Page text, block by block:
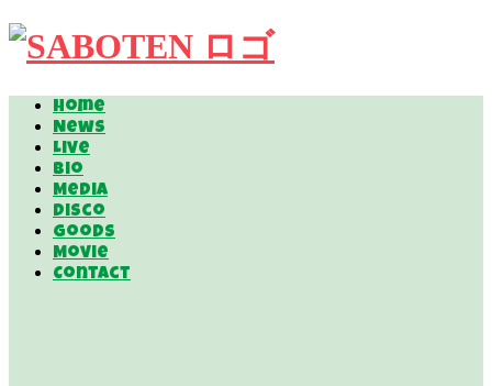
Home
News
Live
Bio
Media
Disco
Goods
Movie
Contact